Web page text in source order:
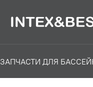
ЗАПЧАСТИ ДЛЯ